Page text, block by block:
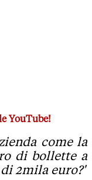
caro bollette: a
YouTube!
come la
di bollette a
2mila euro?'